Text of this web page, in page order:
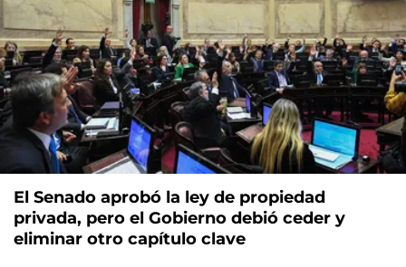
El Senado aprobó la ley de propiedad
privada, pero el Gobierno debió ceder y
eliminar otro capítulo clave